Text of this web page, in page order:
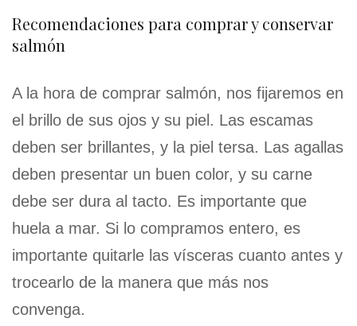
Recomendaciones para comprar y conservar
salmón
A la hora de comprar salmón, nos fijaremos en
el brillo de sus ojos y su piel. Las escamas
deben ser brillantes, y la piel tersa. Las agallas
deben presentar un buen color, y su carne
debe ser dura al tacto. Es importante que
huela a mar. Si lo compramos entero, es
importante quitarle las vísceras cuanto antes y
trocearlo de la manera que más nos
convenga.